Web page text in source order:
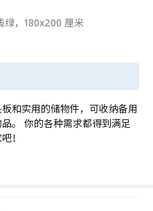
绿，180x200 厘米
和实用的储物件，可收纳备用
。 你的各种需求都得到满足
！